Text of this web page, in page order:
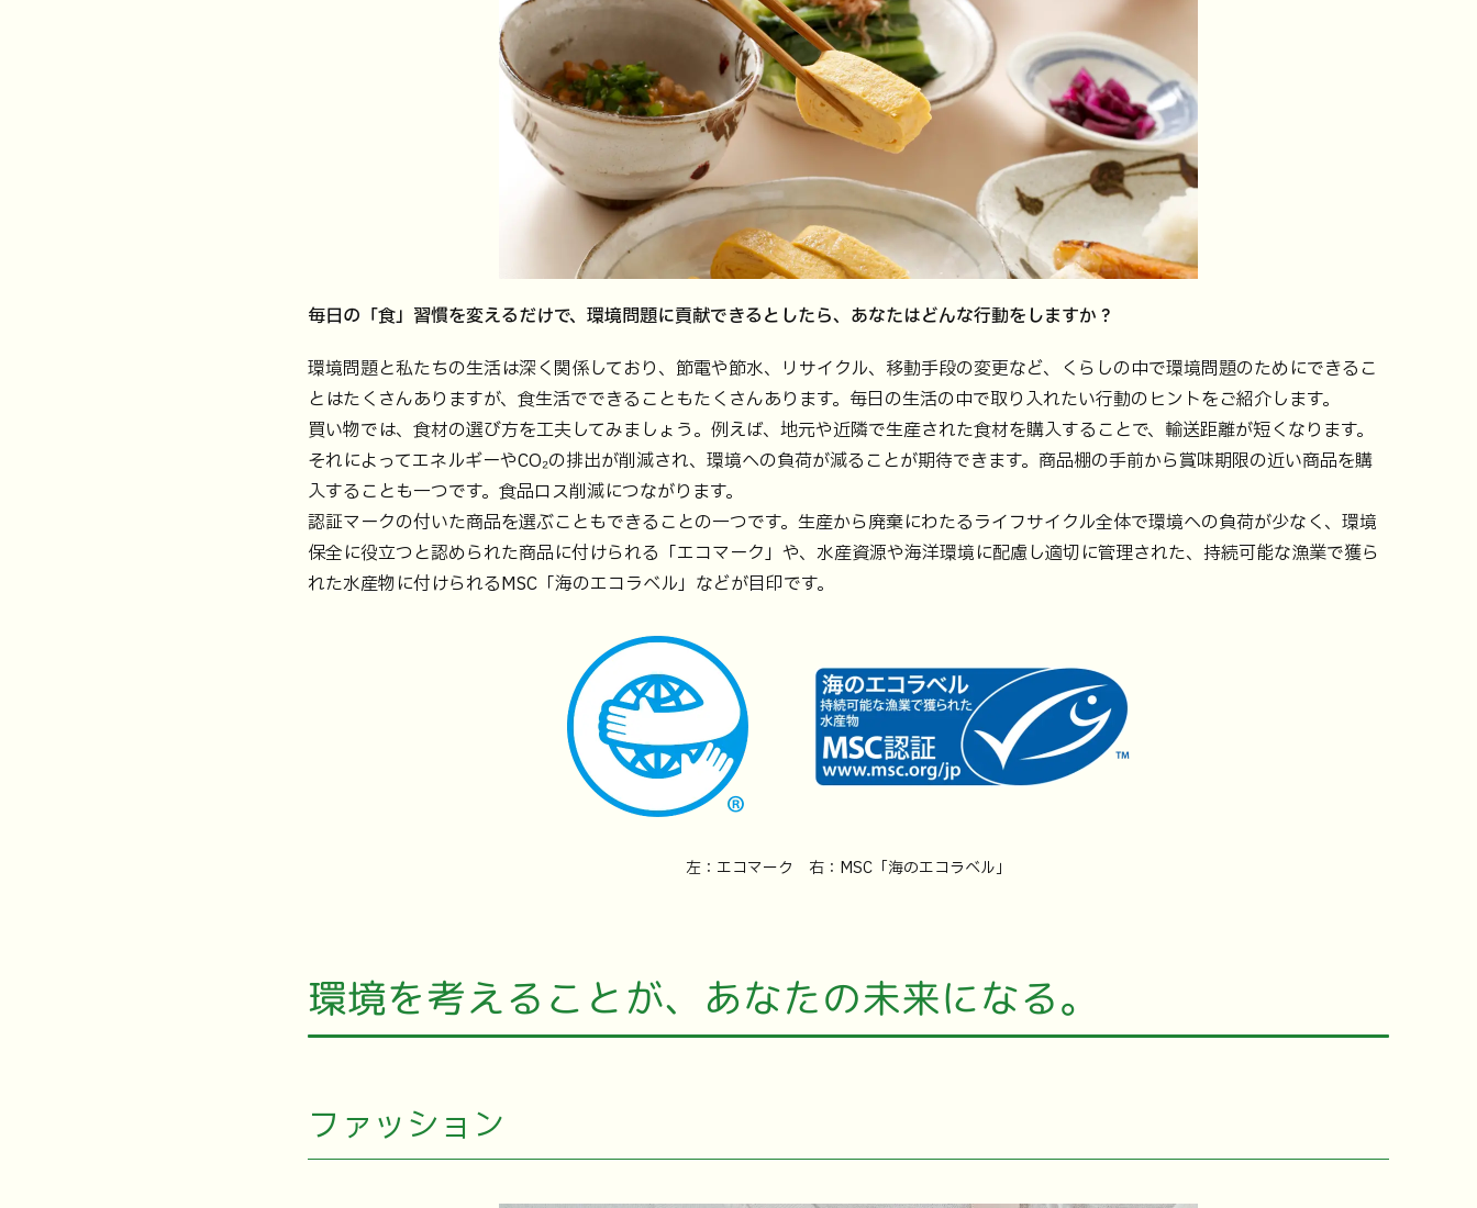
毎日の「食」習慣を変えるだけで、環境問題に貢献できるとしたら、あなたはどんな行動をしますか？
環境問題と私たちの生活は深く関係しており、節電や節水、リサイクル、移動手段の変更など、くらしの中で環境問題のためにできるこ
とはたくさんありますが、食生活でできることもたくさんあります。毎日の生活の中で取り入れたい行動のヒントをご紹介します。
買い物では、食材の選び方を工夫してみましょう。例えば、地元や近隣で生産された食材を購入することで、輸送距離が短くなります。
それによってエネルギーやCO₂の排出が削減され、環境への負荷が減ることが期待できます。商品棚の手前から賞味期限の近い商品を購
入することも一つです。食品ロス削減につながります。
認証マークの付いた商品を選ぶこともできることの一つです。生産から廃棄にわたるライフサイクル全体で環境への負荷が少なく、環境
保全に役立つと認められた商品に付けられる「エコマーク」や、水産資源や海洋環境に配慮し適切に管理された、持続可能な漁業で獲ら
れた水産物に付けられるMSC「海のエコラベル」などが目印です。
左：エコマーク 右：MSC「海のエコラベル」
環境を考えることが、あなたの未来になる。
ファッション